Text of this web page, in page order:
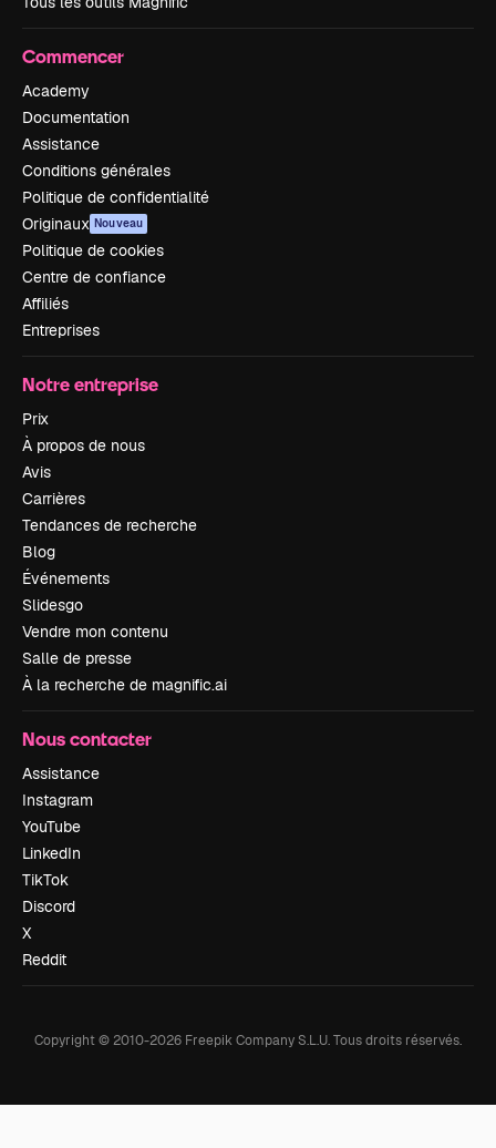
Commencer
Academy
Documentation
Assistance
Conditions générales
Politique de confidentialité
Originaux Nouveau
Politique de cookies
Centre de confiance
Affiliés
Entreprises
Notre entreprise
Prix
À propos de nous
Avis
Carrières
Tendances de recherche
Blog
Événements
Slidesgo
Vendre mon contenu
Salle de presse
À la recherche de magnific.ai
Nous contacter
Assistance
Instagram
YouTube
LinkedIn
TikTok
Discord
X
Reddit
Copyright © 2010-2026 Freepik Company S.L.U.Tous droits réservés.